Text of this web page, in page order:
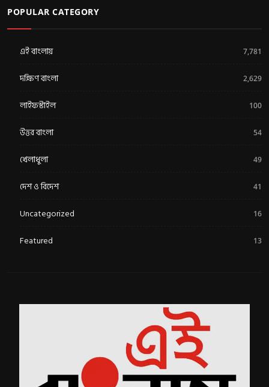
POPULAR CATEGORY
এই বাংলায় 7,781
দক্ষিণ বাংলা 2,629
লাইফস্টাইল 100
উত্তর বাংলা 54
খেলাধুলা 49
দেশ ও বিদেশ 41
Uncategorized 16
Featured 13